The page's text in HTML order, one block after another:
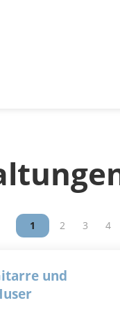
Vous êtes sur la
1 Vous êtes
2 Vous
3 4
und